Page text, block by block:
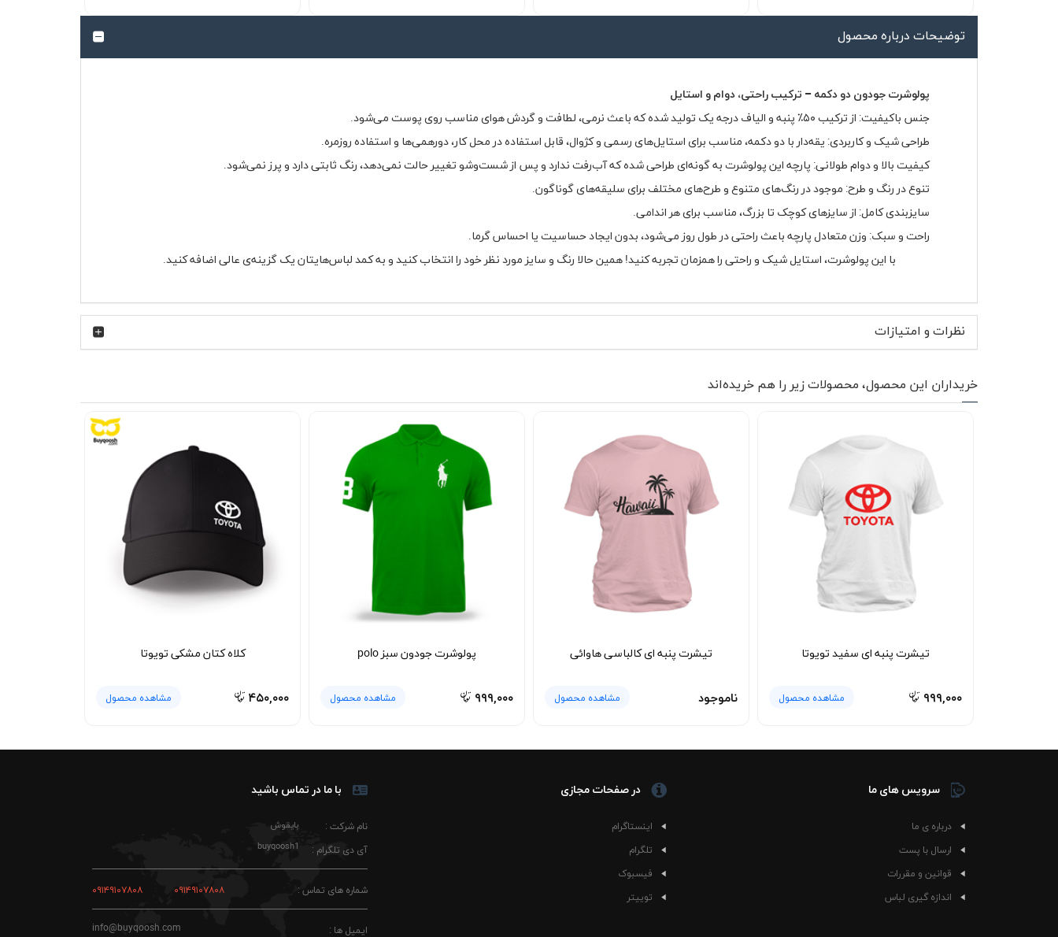
گردنی کلاه شو
توضیحات درباره محصول
پولوشرت جودون دو دکمه – ترکیب راحتی، دوام و استایل
جنس باکیفیت: از ترکیب ۵۰٪ پنبه و الیاف درجه یک تولید شده که باعث نرمی، لطافت و گردش هوای مناسب روی پوست می‌شود.
طراحی شیک و کاربردی: یقه‌دار با دو دکمه، مناسب برای استایل‌های رسمی و کژوال، قابل استفاده در محل کار، دورهمی‌ها و استفاده روزمره.
کیفیت بالا و دوام طولانی: پارچه این پولوشرت به گونه‌ای طراحی شده که آب‌رفت ندارد و پس از شست‌وشو تغییر حالت نمی‌دهد، رنگ ثابتی دارد و پرز نمی‌شود.
تنوع در رنگ و طرح: موجود در رنگ‌های متنوع و طرح‌های مختلف برای سلیقه‌های گوناگون.
سایزبندی کامل: از سایزهای کوچک تا بزرگ، مناسب برای هر اندامی.
راحت و سبک: وزن متعادل پارچه باعث راحتی در طول روز می‌شود، بدون ایجاد حساسیت یا احساس گرما.
با این پولوشرت، استایل شیک و راحتی را همزمان تجربه کنید! همین حالا رنگ و سایز مورد نظر خود را انتخاب کنید و به کمد لباس‌هایتان یک گزینه‌ی عالی اضافه کنید.
نظرات و امتیازات
خریداران این محصول، محصولات زیر را هم خریده‌اند
تیشرت پنبه ای سفید تویوتا
۹۹۹,۰۰۰ مشاهده محصول
تیشرت پنبه ای کالباسی هاوائی
ناموجود مشاهده محصول
پولوشرت جودون سبز polo
۹۹۹,۰۰۰ مشاهده محصول
کلاه کتان مشکی تویوتا
۴۵۰,۰۰۰ مشاهده محصول
سرویس های ما
درباره ی ما
ارسال با پست
قوانین و مقررات
اندازه گیری لباس
در صفحات مجازی
اینستاگرام
تلگرام
فیسبوک
توییتر
با ما در تماس باشید
نام شرکت :
آی دی تلگرام :
بایقوش
buyqoosh1
شماره های تماس : ۰۹۱۴۹۱۰۷۸۰۸ ۰۹۱۴۹۱۰۷۸۰۸
ایمیل ها : info@buyqoosh.com